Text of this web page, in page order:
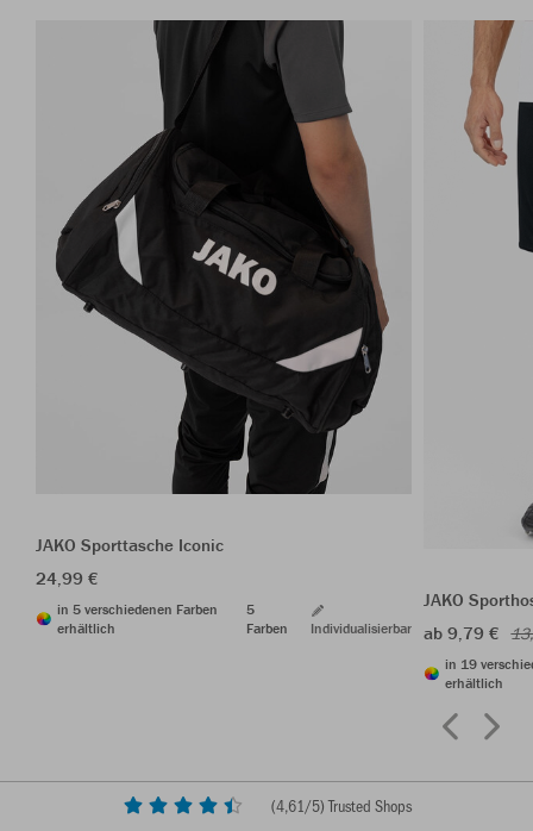
JAKO Sporttasche Iconic
24,99 €
in 5 verschiedenen Farben
erhältlich
5
Farben
Individualisierbar
JAKO
ab 9,79 €
in 19
erhältlich
(4,61/5) Trusted Shops